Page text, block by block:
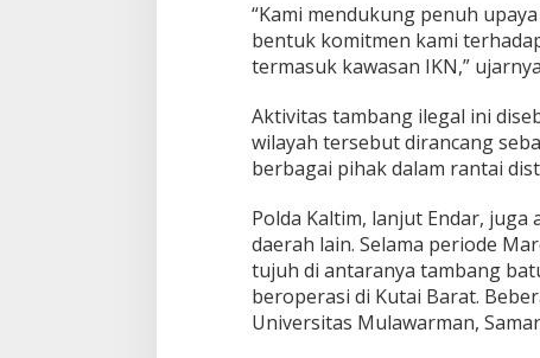
“Kami mendukung penuh
bentuk komitmen kami
termasuk kawasan IKN,”
Aktivitas tambang ilegal ini
wilayah tersebut dirancang
berbagai pihak dalam rantai
Polda Kaltim, lanjut Endar,
daerah lain. Selama periode
tujuh di antaranya tambang
beroperasi di Kutai Barat.
Universitas Mulawarman,